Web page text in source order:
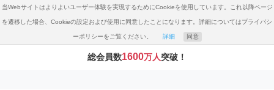
当Webサイトはよりよいユーザー体験を実現するためにCookieを使用しています。これ以降ページ
を遷移した場合、Cookieの設定および使用に同意したことになります。詳細についてはプライバシ
ーポリシーをご覧ください。 詳細 同意
総会員数1600万人突破！